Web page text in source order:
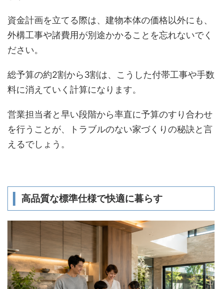
資金計画を立てる際は、建物本体の価格以外にも、
外構工事や諸費用が別途かかることを忘れないでく
ださい。
総予算の約2割から3割は、こうした付帯工事や手数
料に消えていく計算になります。
営業担当者と早い段階から率直に予算のすり合わせ
を行うことが、トラブルのない家づくりの秘訣と言
えるでしょう。
高品質な標準仕様で快適に暮らす